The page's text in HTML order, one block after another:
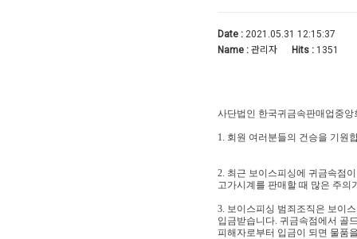
Date :2021.05.31 12:15:37
Name :관리자 Hits :1351
사단법인 한국귀금속판매업중앙
1. 회원 여러분들의 건승을 기원
2. 최근 보이스피싱에 귀금속점
고가시계를 판매할 때 많은 주의
3. 보이스피싱 범죄조직은 보이
입금받습니다. 귀금속점에서 골
피해자로부터 입금이 되면 물품